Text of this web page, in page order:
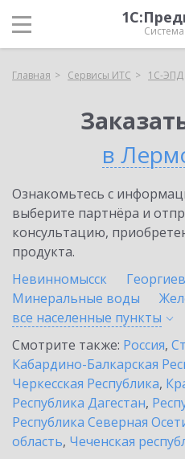
Главная Сервисы ИТС 1С-ЭПД
в
Ознакомьтесь с
выберите партнёра и
консультацию,
продукта.
Невинномысск
Минеральные воды
все населенные пункты
Смотрите также: Россия,
Кабардино-Балкарская
Черкесская Республика,
Республика Дагестан,
Республика Северная
область, Чеченская